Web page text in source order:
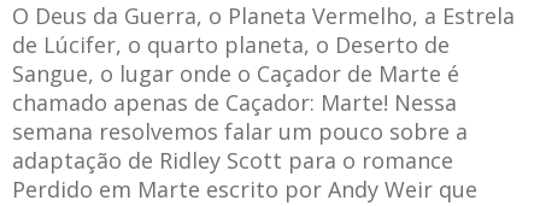
O Deus da Guerra, o Planeta Vermelho, a Estrela
de Lúcifer, o quarto planeta, o Deserto de
Sangue, o lugar onde o Caçador de Marte é
chamado apenas de Caçador: Marte! Nessa
semana resolvemos falar um pouco sobre a
adaptação de Ridley Scott para o romance
Perdido em Marte escrito por Andy Weir que